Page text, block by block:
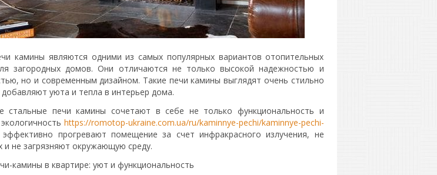
камины являются одними из самых популярных вариантов отопительных
загородных домов. Они отличаются не только высокой надежностью и
но и современным дизайном. Такие печи камины выглядят очень стильно
добавляют уюта и тепла в интерьер дома.
стальные печи камины сочетают в себе не только функциональность и
https://romotop-ukraine.com.ua/ru/kaminnye-pechi/kaminnye-pechi-
прогревают помещение за счет инфракрасного излучения, не
и не загрязняют окружающую среду.
камины в квартире: уют и функциональность